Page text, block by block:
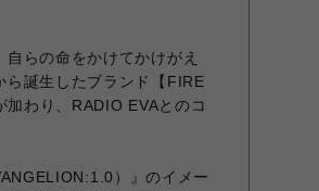
らの命をかけてかけがえ
ら誕生したブランド【FIRE
わり、RADIO EVAとのコ
）』のイメー